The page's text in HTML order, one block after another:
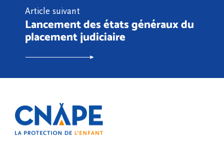
Article suivant
Lancement des états généraux du
placement judiciaire